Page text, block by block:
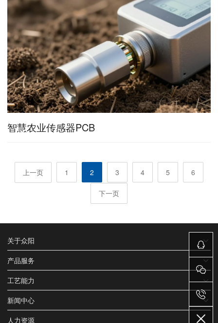
智慧农业传感器PCB
上一页 1 2 3 4 5 6
下一页
关于众阳
产品服务
工艺能力
新闻中心
人力资源